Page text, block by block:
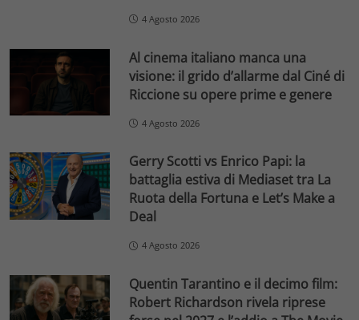
4 Agosto 2026
Al cinema italiano manca una
visione: il grido d’allarme dal Ciné di
Riccione su opere prime e genere
4 Agosto 2026
Gerry Scotti vs Enrico Papi: la
battaglia estiva di Mediaset tra La
Ruota della Fortuna e Let’s Make a
Deal
4 Agosto 2026
Quentin Tarantino e il decimo film:
Robert Richardson rivela riprese